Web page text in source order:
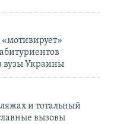
«мотивирует»
вузы Украины
и тотальный
вызовы